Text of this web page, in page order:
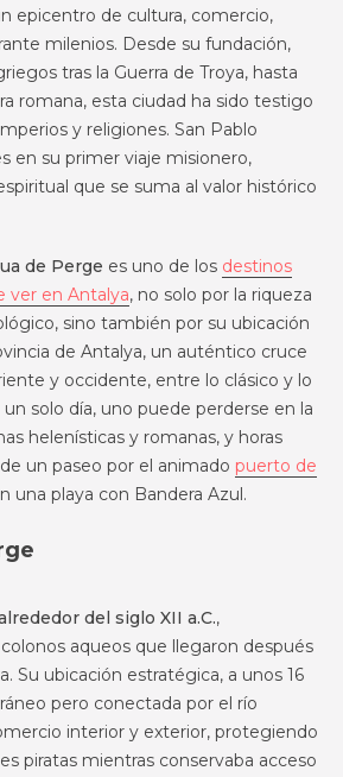
epicentro de cultura, comercio,
milenios. Desde su fundación,
tras la Guerra de Troya, hasta
romana, esta ciudad ha sido testigo
y religiones. San Pablo
en su primer viaje misionero,
que se suma al valor histórico
de Perge es uno de los destinos
ver en Antalya, no solo por la riqueza
sino también por su ubicación
de Antalya, un auténtico cruce
y occidente, entre lo clásico y lo
solo día, uno puede perderse en la
helenísticas y romanas, y horas
un paseo por el animado puerto de
una playa con Bandera Azul.
del siglo XII a.C.,
aqueos que llegaron después
Su ubicación estratégica, a unos 16
pero conectada por el río
interior y exterior, protegiendo
piratas mientras conservaba acceso